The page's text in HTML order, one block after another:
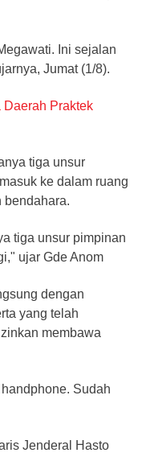
Ini sejalan
Jumat (1/8).
Praktek
tiga unsur
ke dalam ruang
bendahara.
tiga unsur pimpinan
ujar Gde Anom
dengan
yang telah
membawa
Sudah
Jenderal Hasto